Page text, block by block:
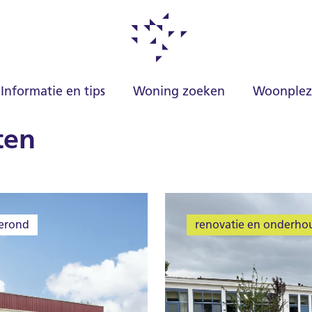
Informatie en tips Woning zoeken
renovatie en